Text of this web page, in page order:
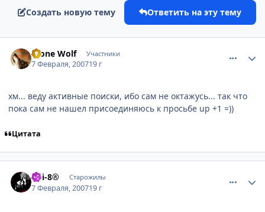
Создать новую тему Ответить на эту тему
Alone Wolf Участники
7 Февраля, 200719 г
хм... веду активные поиски, ибо сам не октажусь... так что
пока сам не нашел присоединяюсь к просьбе up +1 =))
Цитата
koi-8® Старожилы
7 Февраля, 200719 г